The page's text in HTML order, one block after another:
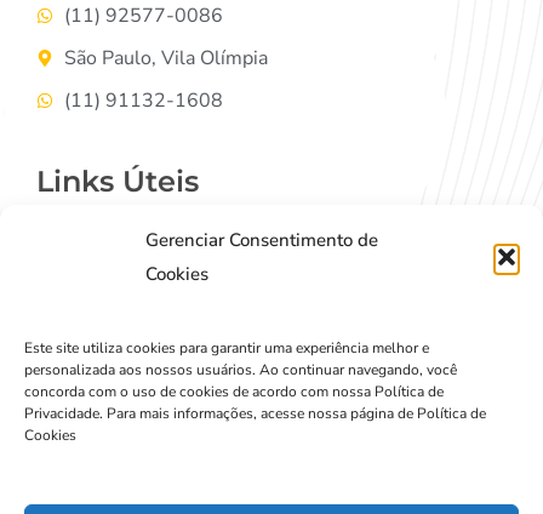
Gerenciar Consentimento de
Cookies
Este site utiliza cookies para garantir uma experiência melhor e
personalizada aos nossos usuários. Ao continuar navegando, você
concorda com o uso de cookies de acordo com nossa Política de
Privacidade. Para mais informações, acesse nossa página de Política de
Cookies
(11) 92577-0086
São Paulo, Vila Olímpia
(11) 91132-1608
Links Úteis
Política de Privacidade